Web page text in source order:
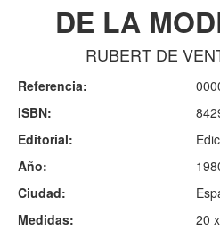
DE LA
RUBERT DE
Referencia:
ISBN:
Editorial:
Año:
Ciudad:
Medidas:
20